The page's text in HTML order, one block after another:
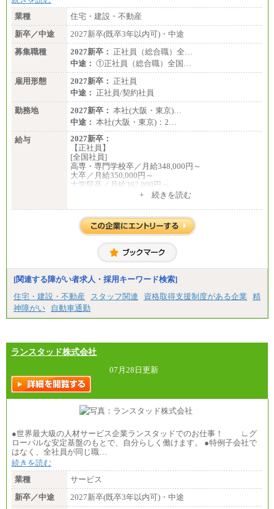
業種
住宅・建設・不動産
新卒／中途
2027新卒(既卒3年以内可)・中途
募集職種
2027新卒： 正社員（総合職）全…
中途： ①正社員（総合職）全国…
雇用形態
2027新卒： 正社員
中途： 正社員/契約社員
勤務地
2027新卒： 本社(大阪・東京)…
中途： 本社(大阪・東京)：2…
給与
2027新卒：
【正社員】
[全国社員]
高専・専門学校卒／月給348,000円～
大卒／月給350,000円～
大学院卒／月給362,000円～
[地域社員]月給295,000円～
【正社員】
[全国社員]月給348,000円～
[地域社員]月給295,000円～
【契約社員】月給200,000円～
+ 続きを読む
[関連する障がい者求人・採用キーワード検索]
住宅・建設・不動産
スタッフ関連 資格取得支援制度がある企業
精
神障がい
自動車通勤
ランスタッド株式会社
07月28日更新
●世界最大級の人材サービス企業ランスタッドでのお仕事！ ∟グ
ローバルな安定基盤のもとで、自分らしく働けます。 ●特例子会社で
はなく、全社員が同じ職…
続きを読む
業種
サービス
新卒／中途
2027新卒(既卒3年以内可)・中途